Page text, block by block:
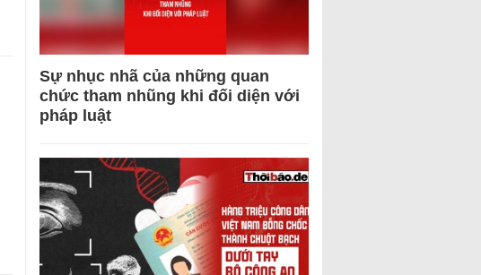
Sự nhục nhã của những quan
chức tham nhũng khi đối diện với
pháp luật